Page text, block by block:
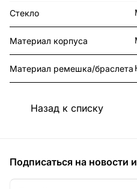
Стекло
Материал корпуса
Материал ремешка/браслета
Назад к списку
Подписаться на новости